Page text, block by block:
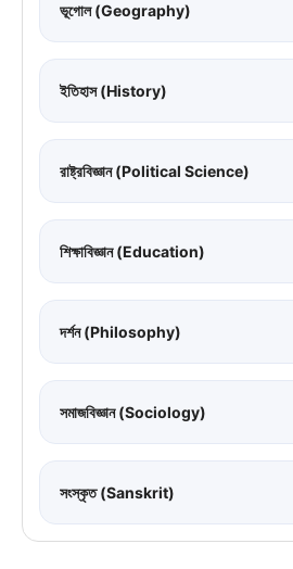
ভূগোল (Geography)
ইতিহাস (History)
রাষ্ট্রবিজ্ঞান (Political Science)
শিক্ষাবিজ্ঞান (Education)
দর্শন (Philosophy)
সমাজবিজ্ঞান (Sociology)
সংস্কৃত (Sanskrit)